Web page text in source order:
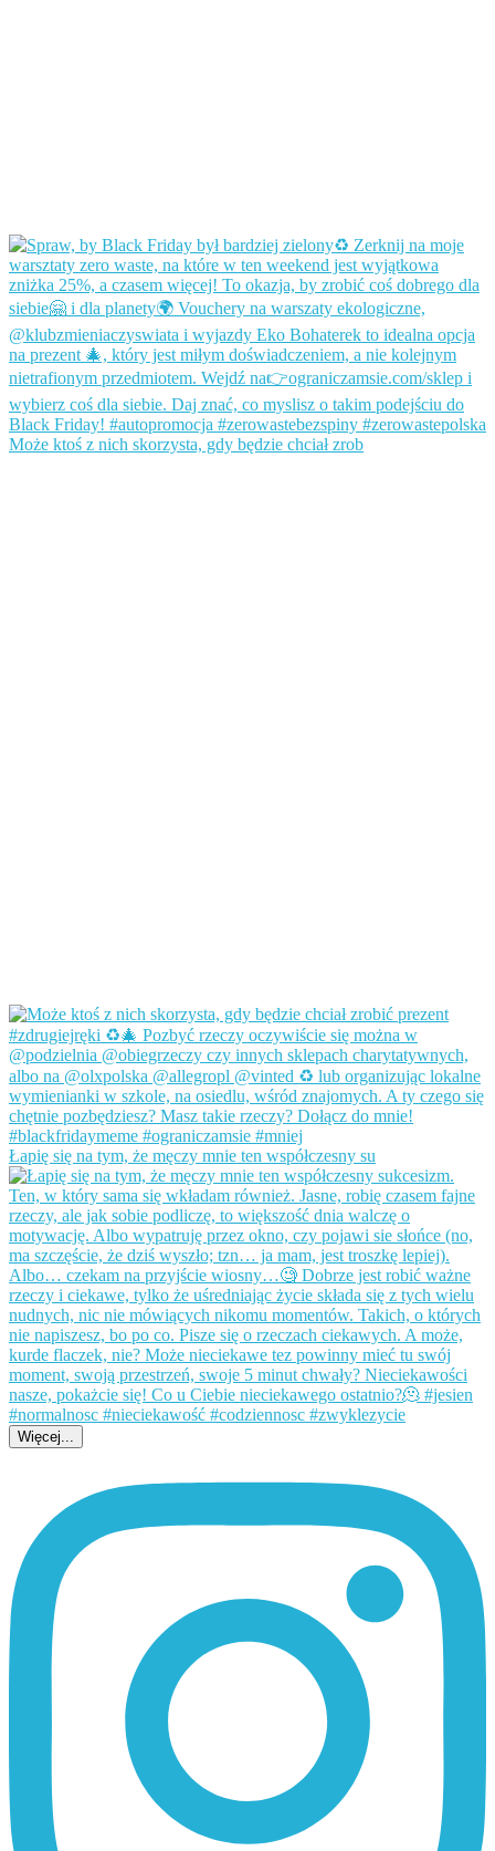
Może ktoś z nich skorzysta, gdy będzie chciał zrob
Łapię się na tym, że męczy mnie ten współczesny su
Więcej...